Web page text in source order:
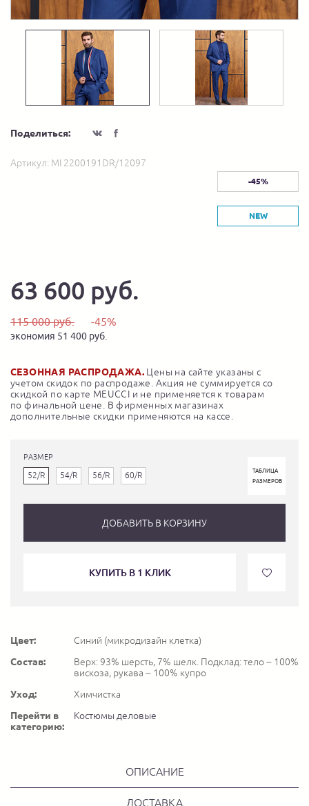
Поделиться:
Артикул: MI 2200191DR/12097
-45%
NEW
63 600 руб.
115 000 руб. -45%
экономия 51 400 руб.
СЕЗОННАЯ РАСПРОДАЖА. Цены на сайте указаны с
учетом скидок по распродаже. Акция не суммируется со
скидкой по карте MEUCCI и не применяется к товарам
по финальной цене. В фирменных магазинах
дополнительные скидки применяются на кассе.
РАЗМЕР
52/R 54/R 56/R 60/R
ТАБЛИЦА
РАЗМЕРОВ
ДОБАВИТЬ В КОРЗИНУ
КУПИТЬ В 1 КЛИК
Цвет:
Синий (микродизайн клетка)
Состав:
Верх: 93% шерсть, 7% шелк. Подклад: тело – 100%
вискоза, рукава – 100% купро
Уход:
Химчистка
Перейти в
категорию:
Костюмы деловые
ОПИСАНИЕ
ДОСТАВКА